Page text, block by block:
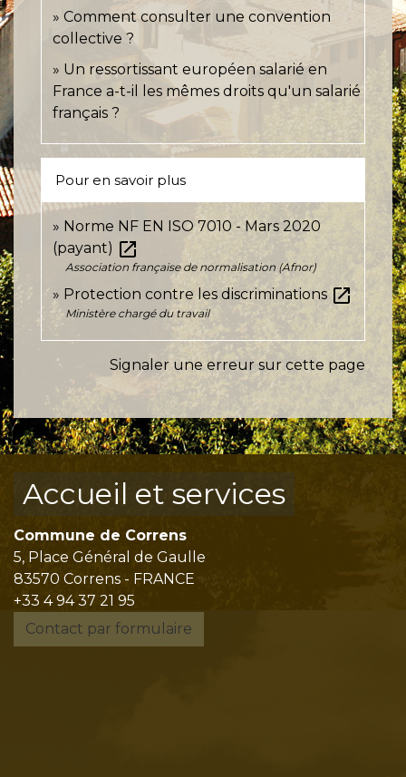
Comment consulter une convention
collective ?
Un ressortissant européen salarié en
France a-t-il les mêmes droits qu'un salarié
français ?
Pour en savoir plus
Norme NF EN ISO 7010 - Mars 2020
(payant) open_in_new
Association française de normalisation (Afnor)
Protection contre les discriminations open_in_new
Ministère chargé du travail
Signaler une erreur sur cette page
Accueil et services
Commune de Correns
5, Place Général de Gaulle
83570 Correns - FRANCE
+33 4 94 37 21 95
Contact par formulaire